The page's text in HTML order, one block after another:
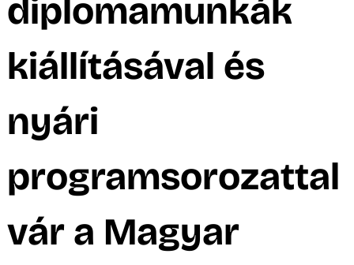
diplomamunkák
kiállításával és
nyári
programsorozattal
vár a Magyar